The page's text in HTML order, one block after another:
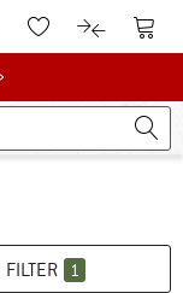
Kundenkonto
Zum Merkzettel.
Zum Zum
FILTER 1